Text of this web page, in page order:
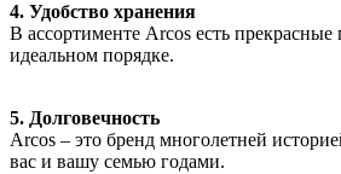
4. Удобство хранения
В ассортименте Arcos есть
идеальном порядке.
5. Долговечность
Arcos – это бренд многолетней
вас и вашу семью годами.